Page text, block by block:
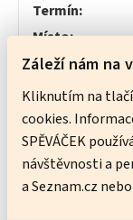
Záleží nám na
Kliknutím na
cookies.
SPĚVÁČEK
návštěvnosti a
a Seznam.cz
Termín:
Místo:
Cena
základní
oba